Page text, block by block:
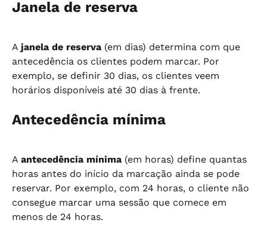
Janela de reserva
A janela de reserva (em dias) determina com que
antecedência os clientes podem marcar. Por
exemplo, se definir 30 dias, os clientes veem
horários disponíveis até 30 dias à frente.
Antecedência mínima
A antecedência mínima (em horas) define quantas
horas antes do início da marcação ainda se pode
reservar. Por exemplo, com 24 horas, o cliente não
consegue marcar uma sessão que comece em
menos de 24 horas.